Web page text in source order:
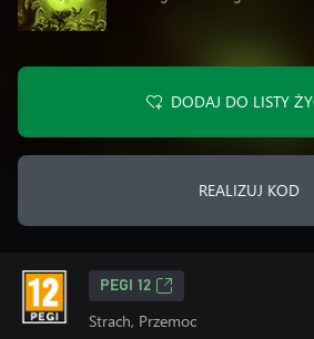
DODAJ DO LISTY
REALIZUJ KOD
PEGI 12
Strach, Przemoc